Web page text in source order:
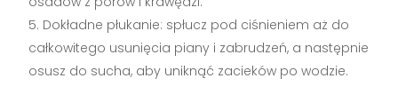
Dokładne płukanie: spłucz pod ciśnieniem aż do
całkowitego usunięcia piany i zabrudzeń, a następnie
osusz do sucha, aby uniknąć zacieków po wodzie.